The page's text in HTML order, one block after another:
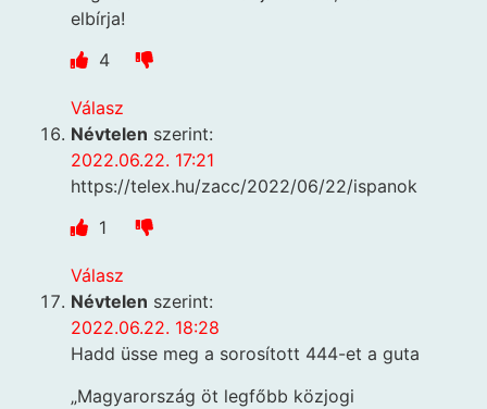
elbírja!
4
Válasz
Névtelen szerint:
2022.06.22. 17:21
https://telex.hu/zacc/2022/06/22/ispanok
1
Válasz
Névtelen szerint:
2022.06.22. 18:28
Hadd üsse meg a sorosított 444-et a guta
„Magyarország öt legfőbb közjogi